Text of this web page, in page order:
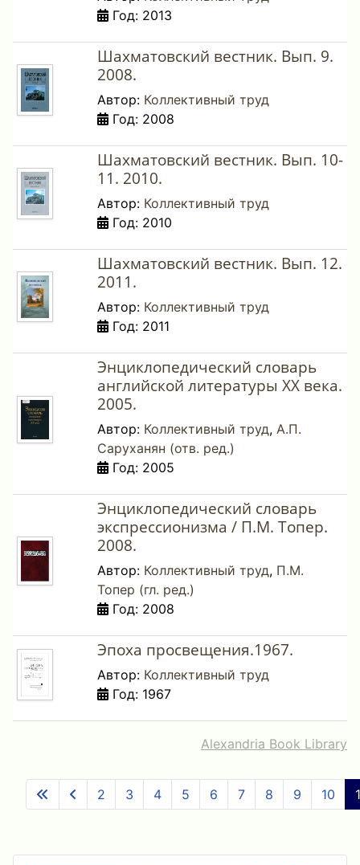
Год: 2013
Шахматовский вестник. Вып. 9.
2008.
Автор: Коллективный труд
Год: 2008
Шахматовский вестник. Вып. 10-
11. 2010.
Автор: Коллективный труд
Год: 2010
Шахматовский вестник. Вып. 12.
2011.
Автор: Коллективный труд
Год: 2011
Энциклопедический словарь
английской литературы ХХ века.
2005.
Автор: Коллективный труд, А.П.
Саруханян (отв. ред.)
Год: 2005
Энциклопедический словарь
экспрессионизма / П.М. Топер.
2008.
Автор: Коллективный труд, П.М.
Топер (гл. ред.)
Год: 2008
Эпоха просвещения.1967.
Автор: Коллективный труд
Год: 1967
Alexandria Book Library
2 3 4 5 6 7 8 9 10